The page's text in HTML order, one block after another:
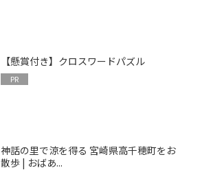
【懸賞付き】クロスワードパズル
PR
神話の里で涼を得る 宮崎県高千穂町をお
散歩 | おばあ...